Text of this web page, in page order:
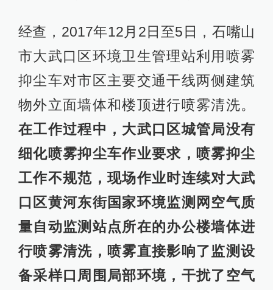
经查，2017年12月2日至5日，石嘴山
市大武口区环境卫生管理站利用喷雾
抑尘车对市区主要交通干线两侧建筑
物外立面墙体和楼顶进行喷雾清洗。
在工作过程中，大武口区城管局没有
细化喷雾抑尘车作业要求，喷雾抑尘
工作不规范，现场作业时连续对大武
口区黄河东街国家环境监测网空气质
量自动监测站点所在的办公楼墙体进
行喷雾清洗，喷雾直接影响了监测设
备采样口周围局部环境，干扰了空气